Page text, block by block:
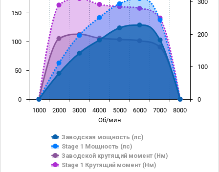
Об/мин
Заводская мощность (лс)
Stage 1 Мощность (лс)
Заводской крутящий момент (Нм)
Stage 1 Крутящий момент (Нм)
1000 2000 3000 4000 5000 6000 7000 8000
0
50
100
150
0
100
200
300